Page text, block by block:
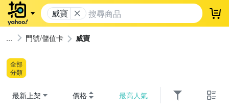
威寶 登
門號/儲值卡 威寶
全部
分類
最新上架 價格 最高人氣